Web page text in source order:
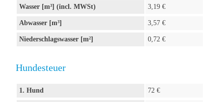
Wasser [m³] (incl. MWSt) 3,19 €
Abwasser [m³] 3,57 €
Niederschlagswasser [m²] 0,72 €
Hundesteuer
1. Hund 72 €